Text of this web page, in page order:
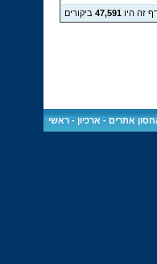
זה היו47,591 ביקורים
אתרים - ארכיון -ראשי